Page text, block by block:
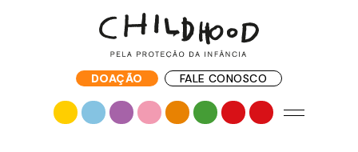
DOAÇÃO FALE CONOSCO